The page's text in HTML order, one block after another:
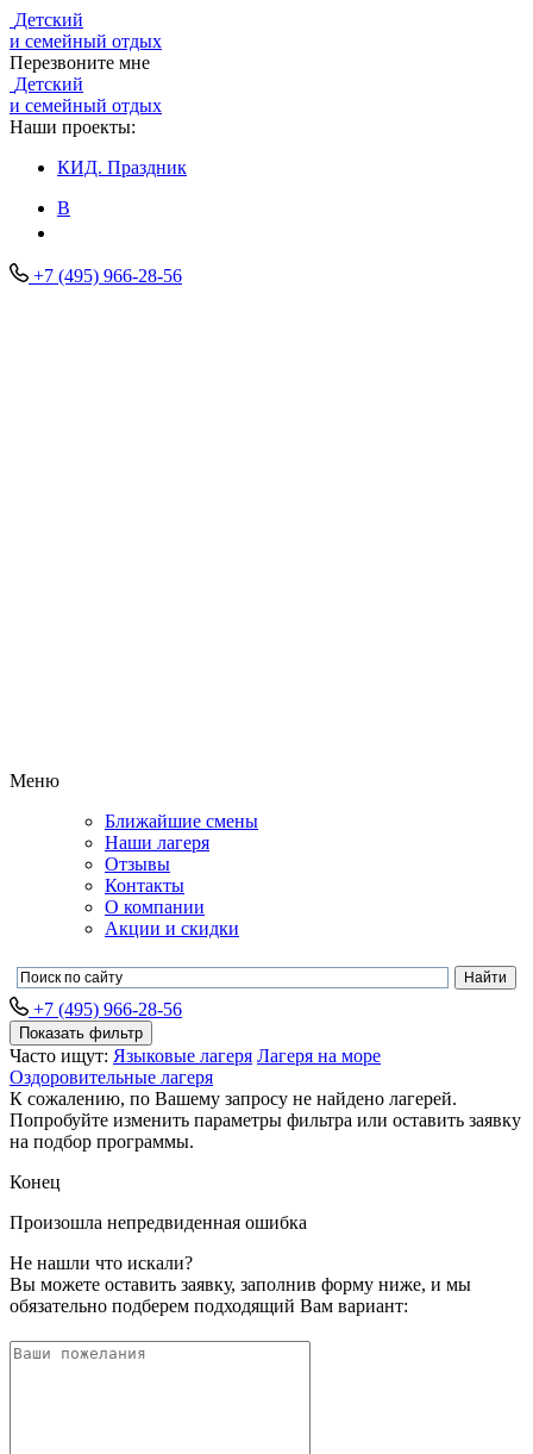
Детский
и семейный отдых
Перезвоните мне
Детский
и семейный отдых
Наши проекты:
КИД. Праздник
В
+7 (495) 966-28-56
Меню
Ближайшие смены
Наши лагеря
Отзывы
Контакты
О компании
Акции и скидки
+7 (495) 966-28-56
Показать фильтр
Часто ищут: Языковые лагеря Лагеря на море
Оздоровительные лагеря
К сожалению, по Вашему запросу не найдено лагерей.
Попробуйте изменить параметры фильтра или оставить заявку
на подбор программы.
Конец
Произошла непредвиденная ошибка
Не нашли что искали?
Вы можете оставить заявку, заполнив форму ниже, и мы
обязательно подберем подходящий Вам вариант: